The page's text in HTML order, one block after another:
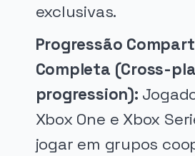
exclusivas.
Progressão
Completa (Cross-
progression):
Xbox One e Xbox
jogar em grupos